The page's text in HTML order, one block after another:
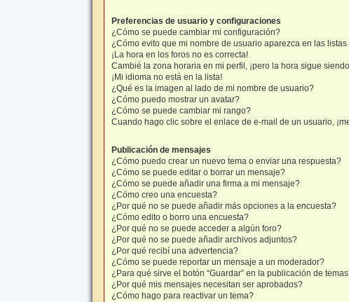
Preferencias de usuario y configuraciones
¿Cómo se puede cambiar mi configuración?
¿Cómo evito que mi nombre de usuario aparezca en las
¡La hora en los foros no es correcta!
Cambié la zona horaria en mi perfil, ¡pero la hora sigue
¡Mi idioma no está en la lista!
¿Qué es la imagen al lado de mi nombre de usuario?
¿Cómo puedo mostrar un avatar?
¿Cómo se puede cambiar mi rango?
Cuando hago clic sobre el enlace de e-mail de un usuario,
Publicación de mensajes
¿Cómo puedo crear un nuevo tema o enviar una respuesta?
¿Cómo se puede editar o borrar un mensaje?
¿Cómo se puede añadir una firma a mi mensaje?
¿Cómo creo una encuesta?
¿Por qué no se puede añadir más opciones a la encuesta?
¿Cómo edito o borro una encuesta?
¿Por qué no se puede acceder a algún foro?
¿Por qué no se puede añadir archivos adjuntos?
¿Por qué recibí una advertencia?
¿Cómo se puede reportar un mensaje a un moderador?
¿Para qué sirve el botón “Guardar” en la publicación de
¿Por qué mis mensajes necesitan ser aprobados?
¿Cómo hago para reactivar un tema?